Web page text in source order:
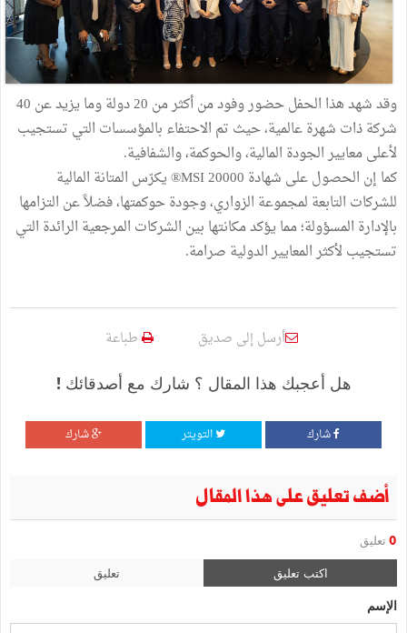
وقد شهد هذا الحفل حضور وفود من أكثر من 20 دولة وما يزيد عن 40
شركة ذات شهرة عالمية، حيث تم الاحتفاء بالمؤسسات التي تستجيب
لأعلى معايير الجودة المالية، والحوكمة، والشفافية.
كما إن الحصول على شهادة MSI 20000® يكرّس المتانة المالية
للشركات التابعة لمجموعة الزواري، وجودة حوكمتها، فضلاً عن التزامها
بالإدارة المسؤولة؛ مما يؤكد مكانتها بين الشركات المرجعية الرائدة التي
تستجيب لأكثر المعايير الدولية صرامة.
أرسل إلى صديق طباعة
هل أعجبك هذا المقال ؟ شارك مع أصدقائك !
شارك التويتر شارك
أضف تعليق على هذا المقال
0 تعليق
اكتب تعليق تعليق
الإسم